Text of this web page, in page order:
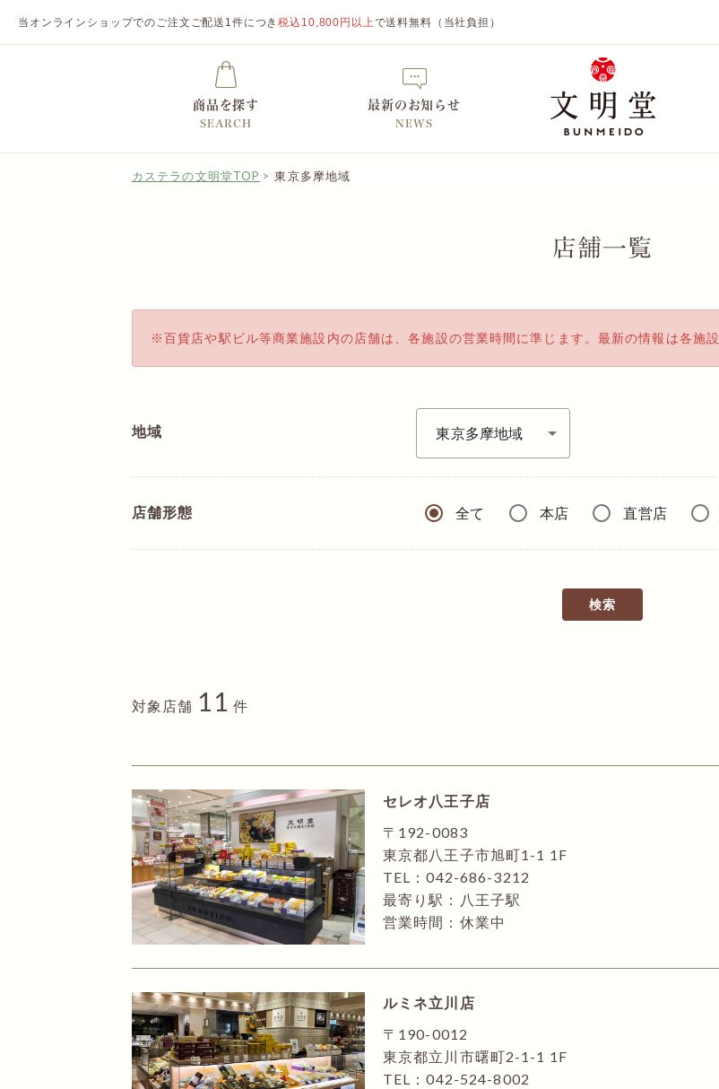
商品を探す
SEARCH
最新のお知らせ
NEWS
当オンラインショップでのご注文ご配送1件につき税込10,800円以上で送料無料（当社負担）
カステラの文明堂TOP 東京多摩地域
店舗一覧
百貨店や駅ビル等商業施設内の店舗は、各施設の営業時間に準じます。最新の情報は各施
地域
店舗形態 全て 本店 直営店
検索
対象店舗 11 件
セレオ八王子店
〒192-0083
東京都八王子市旭町1-1 1F
TEL：042-686-3212
最寄り駅：八王子駅
営業時間：休業中
ルミネ立川店
〒190-0012
東京都立川市曙町2-1-1 1F
TEL：042-524-8002